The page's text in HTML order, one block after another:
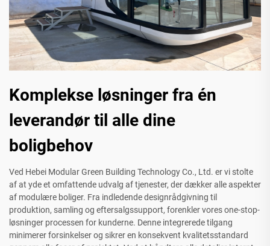
Komplekse løsninger fra én
leverandør til alle dine
boligbehov
Ved Hebei Modular Green Building Technology Co., Ltd. er vi stolte
af at yde et omfattende udvalg af tjenester, der dækker alle aspekter
af modulære boliger. Fra indledende designrådgivning til
produktion, samling og eftersalgssupport, forenkler vores one-stop-
løsninger processen for kunderne. Denne integrerede tilgang
minimerer forsinkelser og sikrer en konsekvent kvalitetsstandard